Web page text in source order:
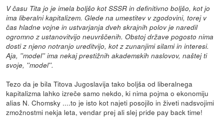
V času Tita jo je imela boljšo kot SSSR in definitivno boljšo, kot jo
ima liberalni kapitalizem. Glede na umestitev v zgodovini, torej v
čas hladne vojne in ustvarjanja dveh skrajnih polov je naredil
ogromno z ustanovitvijo neuvrščenih. Obstoj države pogosto nima
dosti z njeno notranjo ureditvijo, kot z zunanjimi silami in interesi.
Aja, ''model'' ima nekaj prestižnih akademskih naslovov, naštej ti
svoje, ''model''.
Tezo da je bila Titova Jugoslavija tako boljša od liberalnega
kapitalizma lahko izreče samo nekdo, ki nima pojma o ekonomiju
alias N. Chomsky ....to je isto kot najeti posojilo in živeti nadsvojimi
zmožnostmi nekja leta, vendar prej ali slej pride pay back time!